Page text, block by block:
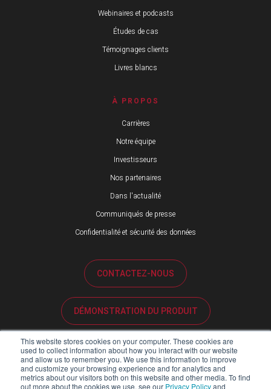
This website stores cookies on your computer. These cookies are
used to collect information about how you interact with our website
and allow us to remember you. We use this information to improve
and customize your browsing experience and for analytics and
metrics about our visitors both on this website and other media. To find
out more about the cookies we use, see our Privacy Policyand
Webinaires et podcasts
Études de cas
Témoignages clients
Livres blancs
À PROPOS
Carrières
Notre équipe
Investisseurs
Nos partenaires
Dans l'actualité
Communiqués de presse
Confidentialité et sécurité des données
CONTACTEZ-NOUS
DÉMONSTRATION DU PRODUIT
ASSISTANCE CLIENTÈLE
PORTAIL PARTENAIRES